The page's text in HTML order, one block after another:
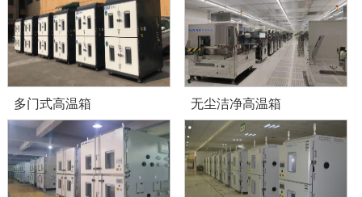
多门式高温箱 无尘洁净高温箱